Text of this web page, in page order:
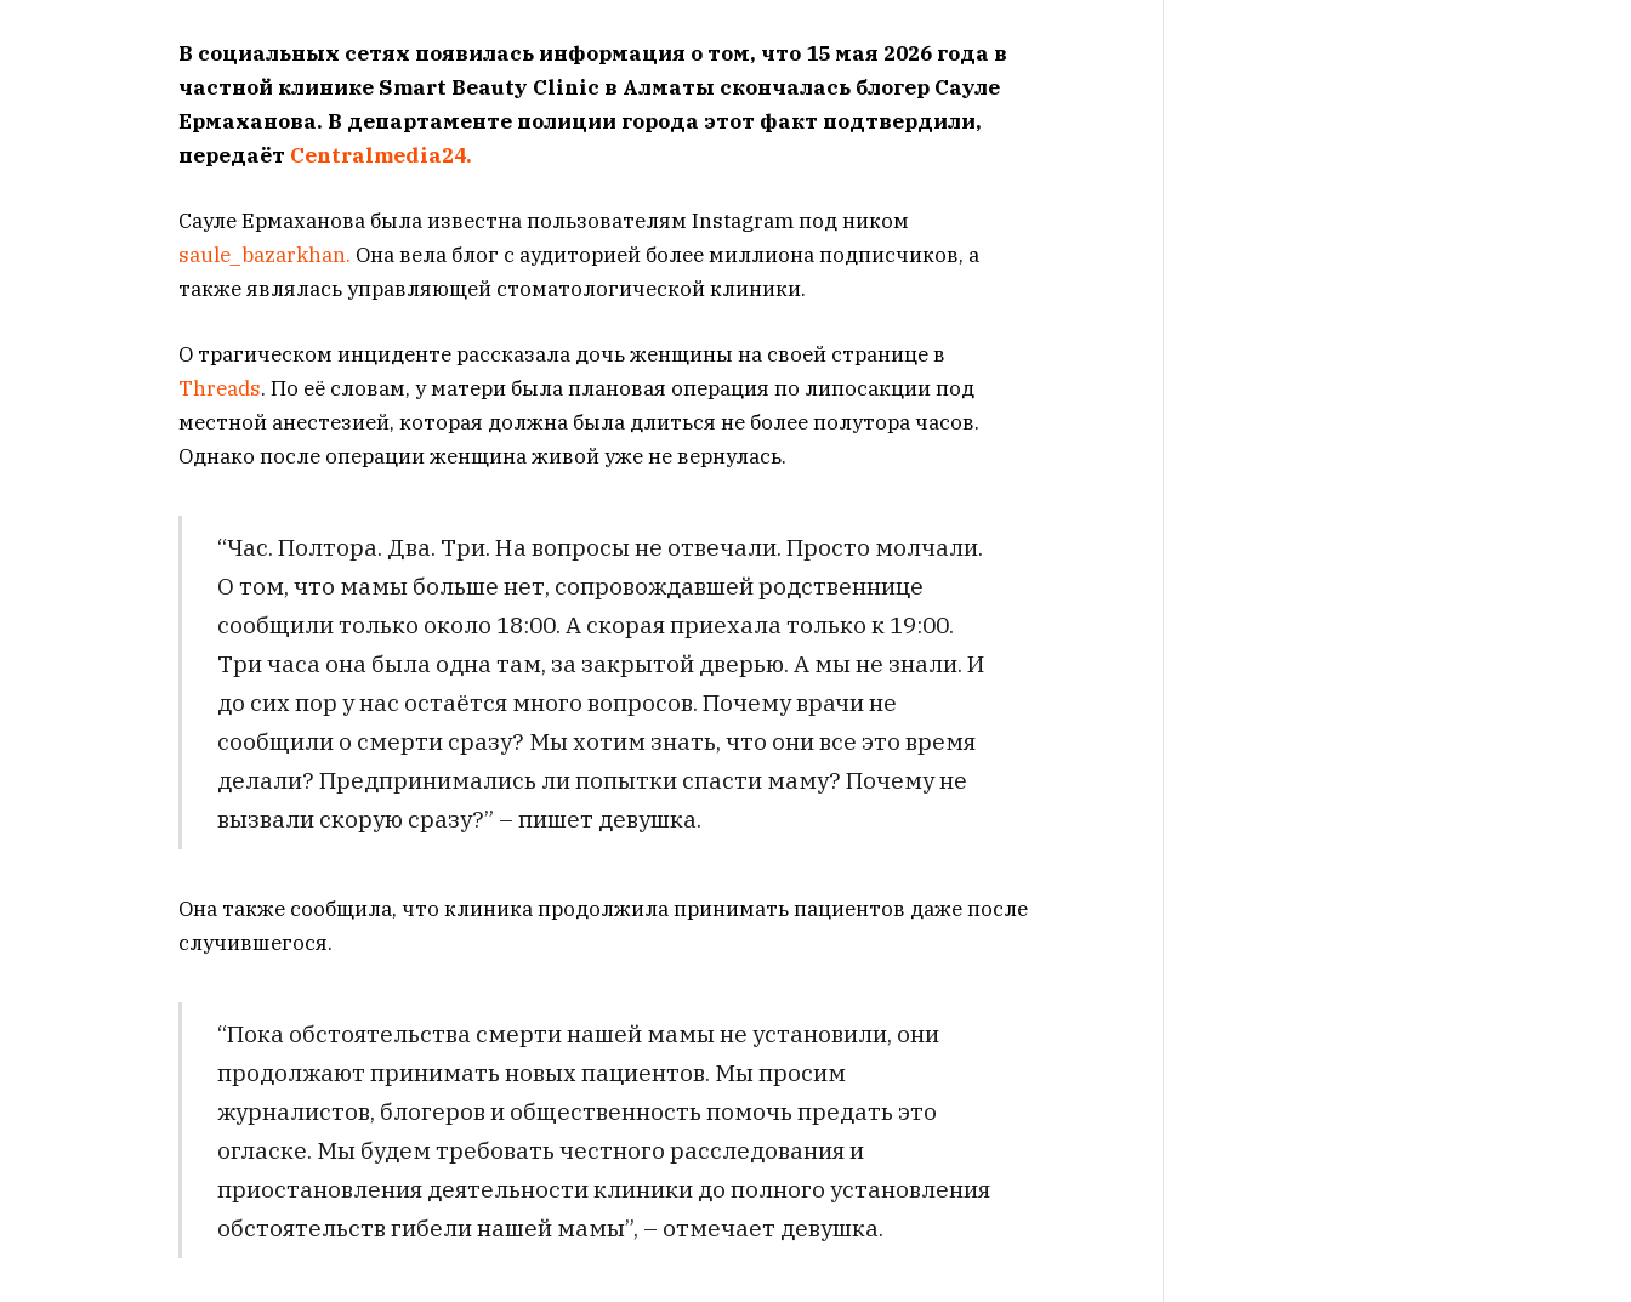
В социальных сетях появилась информация о том, что 15 мая 2026 года в
частной клинике Smart Beauty Clinic в Алматы скончалась блогер Сауле
Ермаханова. В департаменте полиции города этот факт подтвердили,
передаёт Centralmedia24.
Сауле Ермаханова была известна пользователям Instagram под ником
saule_bazarkhan. Она вела блог с аудиторией более миллиона подписчиков, а
также являлась управляющей стоматологической клиники.
О трагическом инциденте рассказала дочь женщины на своей странице в
Threads. По её словам, у матери была плановая операция по липосакции под
местной анестезией, которая должна была длиться не более полутора часов.
Однако после операции женщина живой уже не вернулась.
“Час. Полтора. Два. Три. На вопросы не отвечали. Просто молчали.
О том, что мамы больше нет, сопровождавшей родственнице
сообщили только около 18:00. А скорая приехала только к 19:00.
Три часа она была одна там, за закрытой дверью. А мы не знали. И
до сих пор у нас остаётся много вопросов. Почему врачи не
сообщили о смерти сразу? Мы хотим знать, что они все это время
делали? Предпринимались ли попытки спасти маму? Почему не
вызвали скорую сразу?” – пишет девушка.
Она также сообщила, что клиника продолжила принимать пациентов даже после
случившегося.
“Пока обстоятельства смерти нашей мамы не установили, они
продолжают принимать новых пациентов. Мы просим
журналистов, блогеров и общественность помочь предать это
огласке. Мы будем требовать честного расследования и
приостановления деятельности клиники до полного установления
обстоятельств гибели нашей мамы”, – отмечает девушка.